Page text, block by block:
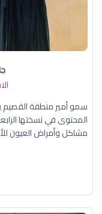
سمو أمير منطقة القصيم
المحتوى في نسختها
مشاكل وأمراض العيون